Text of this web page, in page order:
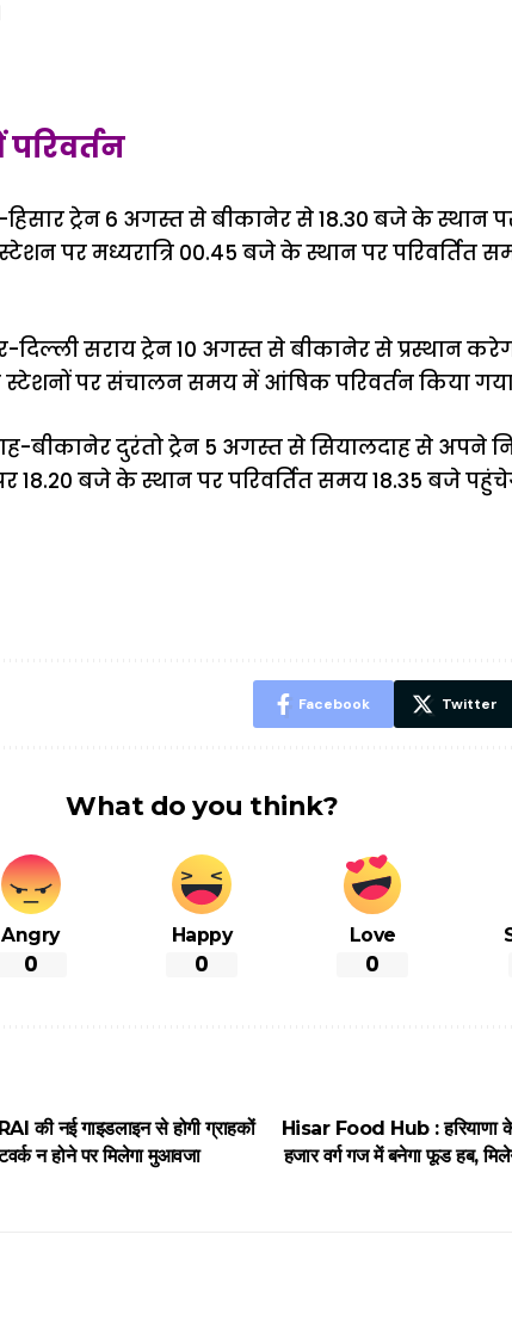
हिसार ट्रेन 6 अगस्त से बीकानेर से 18.30 बजे के स्थान
पर मध्यरात्रि 00.45 बजे के स्थान पर परिवर्तित
दिल्ली सराय ट्रेन 10 अगस्त से बीकानेर से प्रस्थान
स्टेशनों पर संचालन समय में आंषिक परिवर्तन किया गया
बीकानेर दुरंतो ट्रेन 5 अगस्त से सियालदाह से अपने
18.20 बजे के स्थान पर परिवर्तित समय 18.35 बजे
Facebook Twitter
What do you think?
Angry
0
Happy
0
Love
0
नई गाइडलाइन से होगी ग्राहकों
न होने पर मिलेगा मुआवजा
Hisar Food Hub : हरियाणा
हजार वर्ग गज में बनेगा फूड हब,